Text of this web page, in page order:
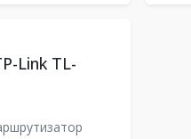
Link TL-